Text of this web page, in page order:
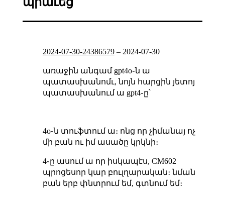
2024-07-30-24386579– 2024-07-30
առաջին անգամ gpt4o֊ն ա
պատասխանոմւ, նոյն հարցին յետոյ
պատասխանում ա gpt4֊ը՝
4o֊ն տուֆտում ա։ ոնց որ չիմանայ ոչ
մի բան ու իմ ասածը կրկնի։
4֊ը ասում ա որ իսկապէս, CM602
պրոցեսոր կար բուլղարական։ նման
բան երբ փնտրում եմ, գտնում եմ։